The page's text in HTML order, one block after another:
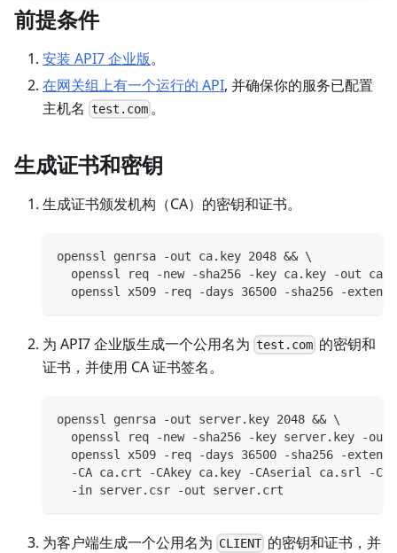
前提条件
安装 API7 企业版。
在网关组上有一个运行的 API, 并确保你的服务已配置
主机名 test.com 。
生成证书和密钥
生成证书颁发机构（CA）的密钥和证书。
openssl genrsa -out ca.key 2048 && \
openssl req -new -sha256 -key ca.key -out
openssl x509 -req -days 36500 -sha256 -
为 API7 企业版生成一个公用名为 test.com 的密钥和
证书，并使用 CA 证书签名。
openssl genrsa -out server.key 2048 && \
openssl req -new -sha256 -key server.key -
openssl x509 -req -days 36500 -sha256 -
-CA ca.crt -CAkey ca.key -CAserial ca.srl -
  -in server.csr -out server.crt
为客户端生成一个公用名为 CLIENT 的密钥和证书，并